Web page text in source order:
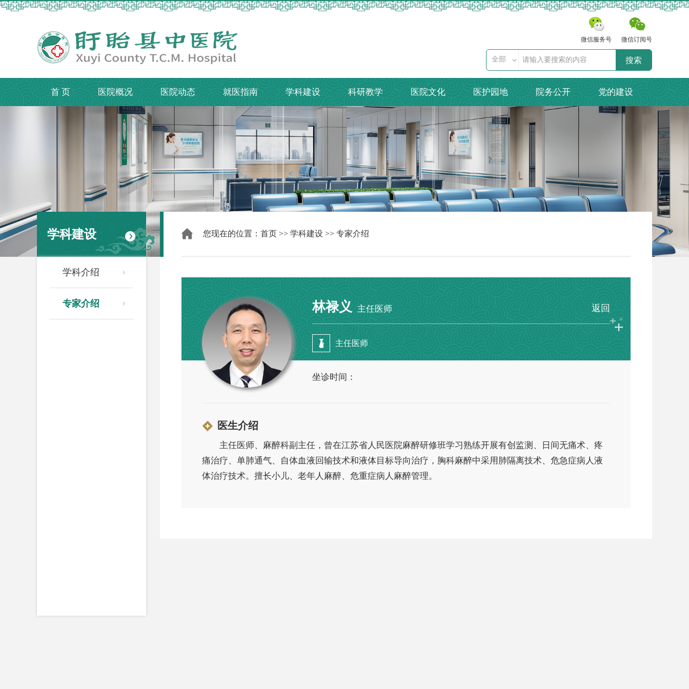
微信服务号 微信订阅号
全部 搜索
首 页 医院概况 医院动态 就医指南 学科建设 科研教学 医院文化 医护园地 院务公开 党的建设
学科建设
学科介绍
专家介绍
您现在的位置： 首页 >> 学科建设 >> 专家介绍
林禄义 主任医师 返回
主任医师
坐诊时间：
医生介绍
主任医师、麻醉科副主任，曾在江苏省人民医院麻醉研修班学习熟练开展有创监测、日间无痛术、疼
痛治疗、单肺通气、自体血液回输技术和液体目标导向治疗，胸科麻醉中采用肺隔离技术、危急症病人液
体治疗技术。擅长小儿、老年人麻醉、危重症病人麻醉管理。